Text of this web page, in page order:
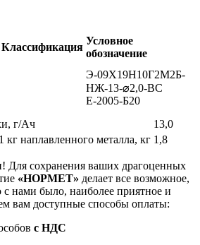
Классификация
Условное
обозначение
Э-09Х19Н10Г2М2Б-
НЖ-13-⌀2,0-ВС
Е-2005-Б20
г/Ач
13,0
кг наплавленного металла, кг 1,8
Для сохранения ваших драгоценных
«НОРМЕТ» делает все возможное,
с нами было, наиболее приятное и
вам доступные способы оплаты:
с НДС